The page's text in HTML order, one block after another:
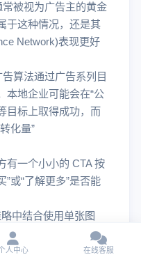
被视为广告主的黄金
于这种情况，还是其
Network)表现更好
算法通过广告系列目
本地企业可能会在“公
目标上取得成功，而
化量”
有一个小小的 CTA 按
”或“了解更多”是否能
中结合使用单张图
人中心 在线客服